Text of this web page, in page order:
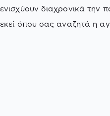
ενισχύουν διαχρονικά την
εκεί όπου σας αναζητά η